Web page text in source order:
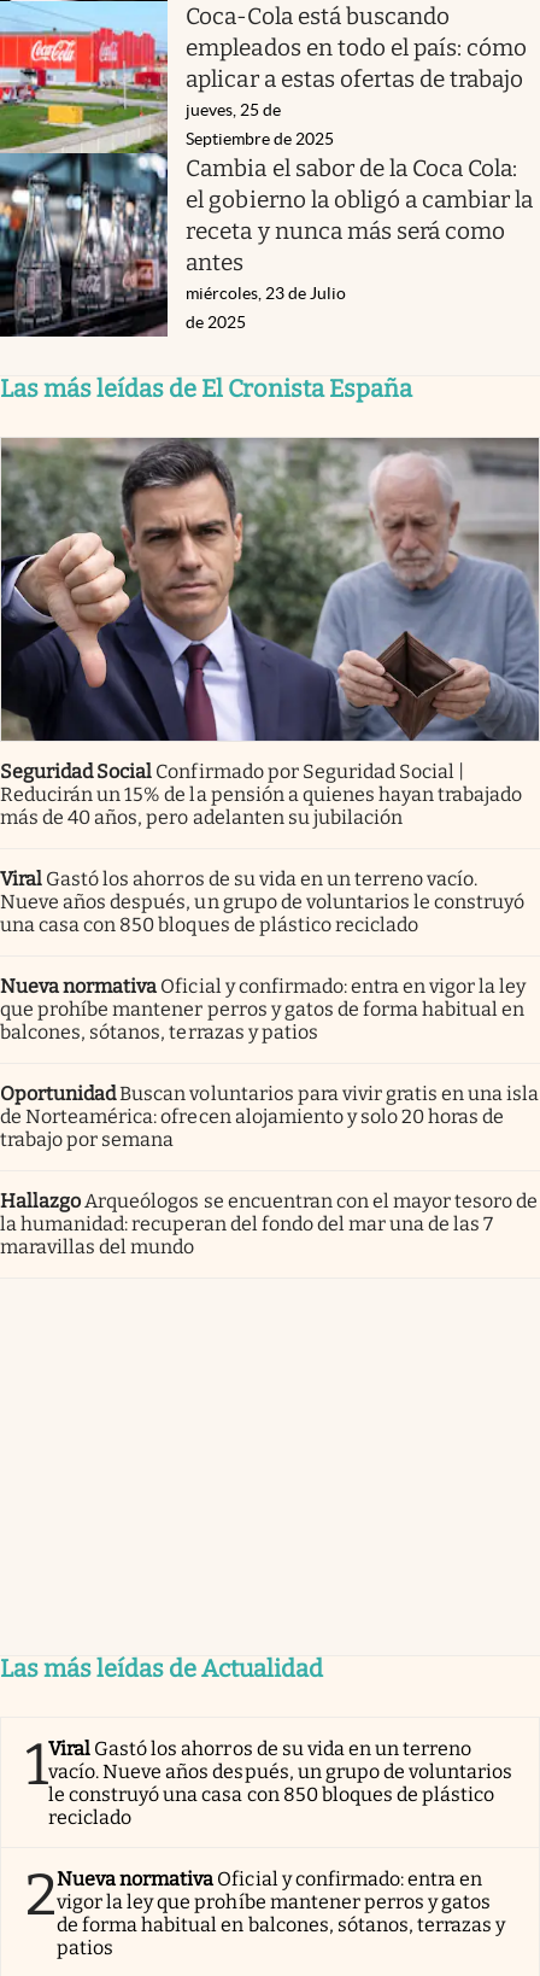
Coca-Cola está buscando
empleados en todo el país: cómo
aplicar a estas ofertas de trabajo
jueves, 25 de
Septiembre de 2025
Cambia el sabor de la Coca Cola:
el gobierno la obligó a cambiar la
receta y nunca más será como
antes
miércoles, 23 de Julio
de 2025
Las más leídas de El Cronista España
Seguridad Social Confirmado por Seguridad Social |
Reducirán un 15% de la pensión a quienes hayan trabajado
más de 40 años, pero adelanten su jubilación
Viral Gastó los ahorros de su vida en un terreno vacío.
Nueve años después, un grupo de voluntarios le construyó
una casa con 850 bloques de plástico reciclado
Nueva normativa Oficial y confirmado: entra en vigor la ley
que prohíbe mantener perros y gatos de forma habitual en
balcones, sótanos, terrazas y patios
OportunidadBuscan voluntarios para vivir gratis en una isla
de Norteamérica: ofrecen alojamiento y solo 20 horas de
trabajo por semana
Hallazgo Arqueólogos se encuentran con el mayor tesoro de
la humanidad: recuperan del fondo del mar una de las 7
maravillas del mundo
Las más leídas de Actualidad
1Viral Gastó los ahorros de su vida en un terreno
vacío. Nueve años después, un grupo de voluntarios
le construyó una casa con 850 bloques de plástico
reciclado
2Nueva normativa Oficial y confirmado: entra en
vigor la ley que prohíbe mantener perros y gatos
de forma habitual en balcones, sótanos, terrazas y
patios